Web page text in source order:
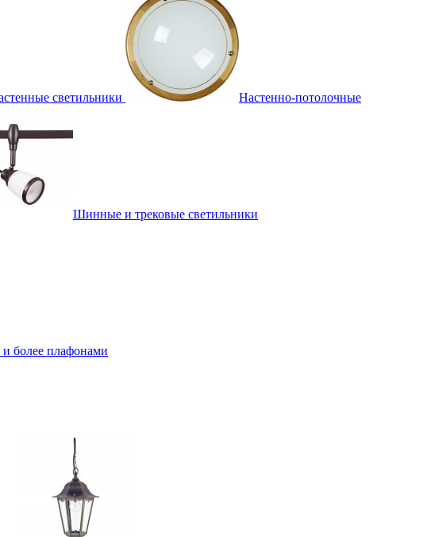
светильники Настенно-потолочные
Шинные и трековые светильники
более плафонами